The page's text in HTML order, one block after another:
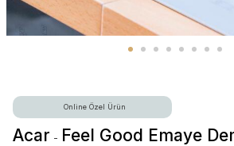
Acar - Feel Good Emaye
Online Özel Ürün